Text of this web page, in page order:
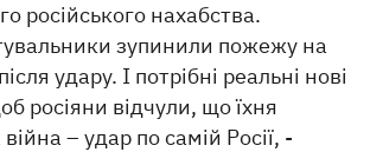
російського нахабства.
зупинили пожежу на
удару. І потрібні реальні нові
росіяни відчули, що їхня
– удар по самій Росії, -